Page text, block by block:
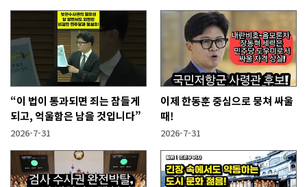
“이 법이 통과되면 죄는 잠들게
되고, 억울함은 남을 것입니다”
2026-7-31
이제 한동훈 중심으로 뭉쳐 싸울
때!
2026-7-31